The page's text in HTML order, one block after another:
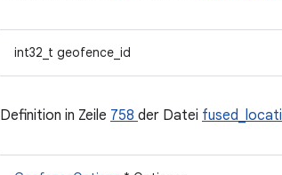
int32_t geofence_id
Definition in Zeile 758 der Datei